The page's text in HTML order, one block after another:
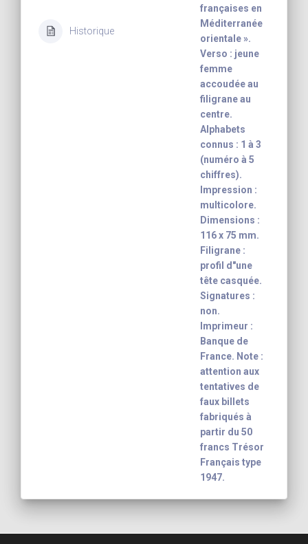
Historique
françaises en
Méditerranée
orientale ».
Verso : jeune
femme
accoudée au
filigrane au
centre.
Alphabets
connus : 1 à 3
(numéro à 5
chiffres).
Impression :
multicolore.
Dimensions :
116 x 75 mm.
Filigrane :
profil d"une
tête casquée.
Signatures :
non.
Imprimeur :
Banque de
France. Note :
attention aux
tentatives de
faux billets
fabriqués à
partir du 50
francs Trésor
Français type
1947.